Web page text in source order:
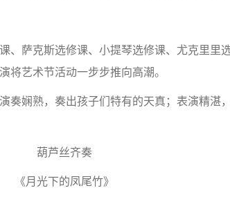
萨克斯选修课、小提琴选修课、尤克里里
将艺术节活动一步步推向高潮。
奏娴熟，奏出孩子们特有的天真；表演精湛
葫芦丝齐奏
《月光下的凤尾竹》